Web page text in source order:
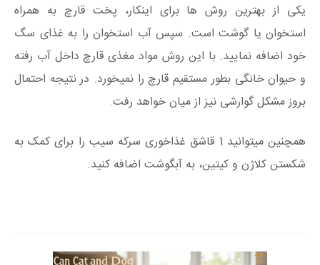
یکی از بهترین روش ها برای اینکار، پخت قارچ به همراه
استخوان یا گوشت است. سپس آب استخوان را به غذای سگ
خود اضافه نمایید. با این روش مواد مغذی قارچ داخل آب رفته
و حیوان خانگی بطور مستقیم قارچ را نمیخورد. در نتیجه احتمال
بروز مشکل گوارشی نیز از میان خواهد رفت.
همچنین میتوانید 1 قاشق غذاخوری سرکه سیب را برای کمک به
شکستن کلاژن و کیتین، به آبگوشت اضافه کنید.